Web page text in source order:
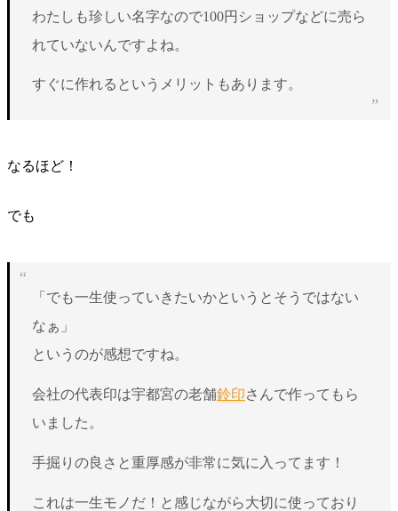
わたしも珍しい名字なので100円ショップなどに売ら
れていないんですよね。
すぐに作れるというメリットもあります。
なるほど！
でも
「でも一生使っていきたいかというとそうではない
なぁ」
というのが感想ですね。
会社の代表印は宇都宮の老舗鈴印さんで作ってもら
いました。
手掘りの良さと重厚感が非常に気に入ってます！
これは一生モノだ！と感じながら大切に使っており